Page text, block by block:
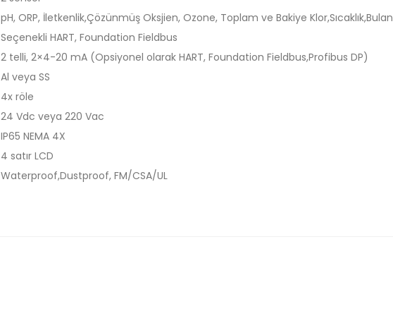
pH, ORP, İletkenlik,Çözünmüş Oksjien, Ozone, Toplam ve Bakiye
Seçenekli HART, Foundation Fieldbus
2 telli, 2×4-20 mA (Opsiyonel olarak HART, Foundation Fieldbus,Profibus DP)
Al veya SS
4x röle
24 Vdc veya 220 Vac
IP65 NEMA 4X
4 satır LCD
Waterproof,Dustproof, FM/CSA/UL